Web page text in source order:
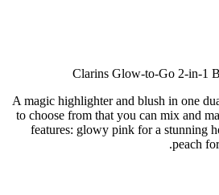
Clarins Glow-to-Go 2-in-1
A magic highlighter and blush in one
to choose from that you can mix and
features: glowy pink for a stunning
peach